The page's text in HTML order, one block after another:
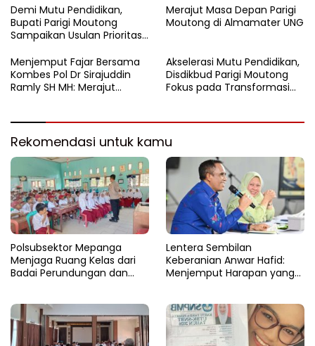
Polbangtan KEMENTAN RI
Demi Mutu Pendidikan,
Bupati Parigi Moutong
Sampaikan Usulan Prioritas
Merajut Masa Depan Parigi
Moutong di Almamater UNG
​Menjemput Fajar Bersama
Kombes Pol Dr Sirajuddin
Ramly SH MH: Merajut
Akselerasi Mutu Pendidikan,
Disdikbud Parigi Moutong
Fokus pada Transformasi
Rekomendasi untuk kamu
Polsubsektor Mepanga
Menjaga Ruang Kelas dari
Badai Perundungan dan
Lentera Sembilan
Keberanian Anwar Hafid:
Menjemput Harapan yang